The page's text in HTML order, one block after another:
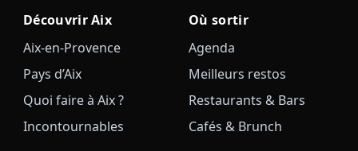
Découvrir Aix
Aix-en-Provence
Pays d’Aix
Quoi faire à Aix ?
Incontournables
Où sortir
Agenda
Meilleurs restos
Restaurants & Bars
Cafés & Brunch